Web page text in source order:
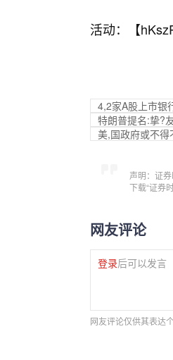
活动：【
4,2家A股上市银
特朗普提名:挚?
美,国政府或不
声明：证
下载“证券
网友评论
登录后可以发言
网友评论仅供其表达